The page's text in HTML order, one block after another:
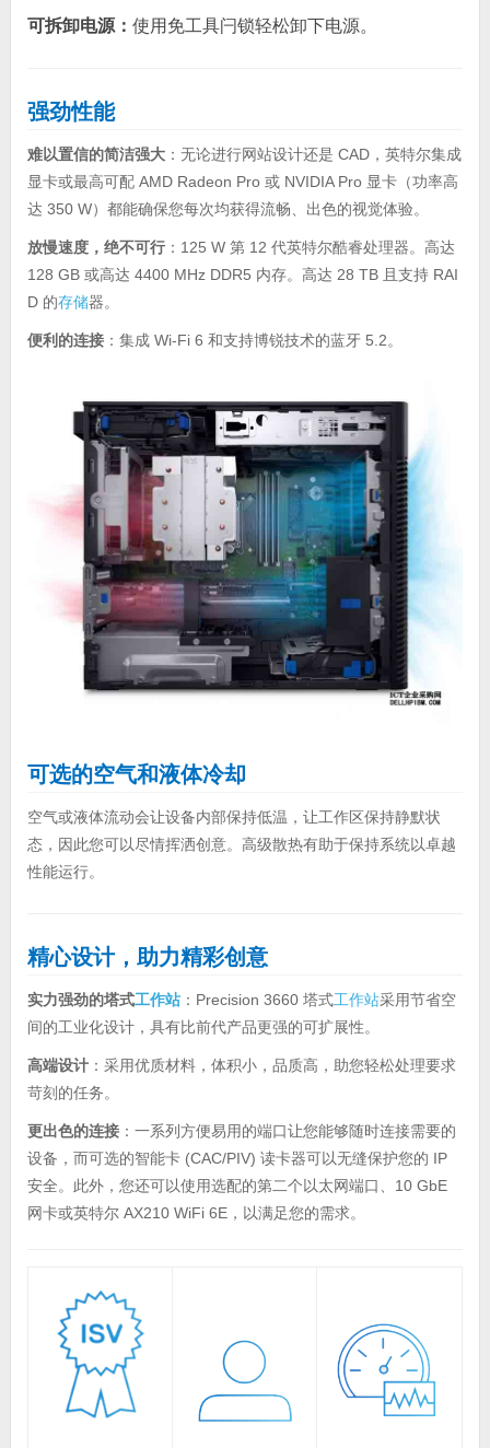
可拆卸电源： 使用免工具闩锁轻松卸下电源。
强劲性能
难以置信的简洁强大：无论进行网站设计还是 CAD，英特尔集成
显卡或最高可配 AMD Radeon Pro 或 NVIDIA Pro 显卡（功率高
达 350 W）都能确保您每次均获得流畅、出色的视觉体验。
放慢速度，绝不可行：125 W 第 12 代英特尔酷睿处理器。高达
128 GB 或高达 4400 MHz DDR5 内存。高达 28 TB 且支持 RAI
D 的存储器。
便利的连接：集成 Wi-Fi 6 和支持博锐技术的蓝牙 5.2。
可选的空气和液体冷却
空气或液体流动会让设备内部保持低温，让工作区保持静默状
态，因此您可以尽情挥洒创意。高级散热有助于保持系统以卓越
性能运行。
精心设计，助力精彩创意
实力强劲的塔式工作站：Precision 3660 塔式工作站采用节省空
间的工业化设计，具有比前代产品更强的可扩展性。
高端设计：采用优质材料，体积小，品质高，助您轻松处理要求
苛刻的任务。
更出色的连接：一系列方便易用的端口让您能够随时连接需要的
设备，而可选的智能卡 (CAC/PIV) 读卡器可以无缝保护您的 IP
安全。此外，您还可以使用选配的第二个以太网端口、10 GbE
网卡或英特尔 AX210 WiFi 6E，以满足您的需求。